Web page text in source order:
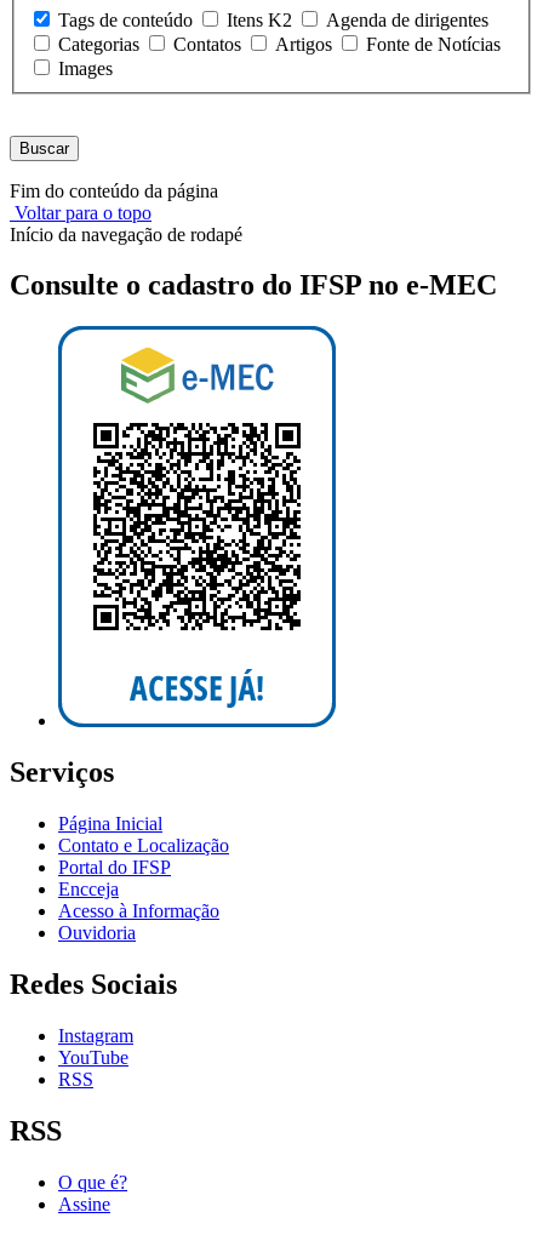
Tags de conteúdo
Itens K2
Agenda de dirigentes
Categorias
Contatos Artigos
Fonte de Notícias
Images
Buscar
Fim do conteúdo da página
Voltar para o topo
Início da navegação de rodapé
Consulte o cadastro do IFSP no e-MEC
Serviços
Página Inicial
Contato e Localização
Portal do IFSP
Encceja
Acesso à Informação
Ouvidoria
Redes Sociais
Instagram
YouTube
RSS
RSS
O que é?
Assine